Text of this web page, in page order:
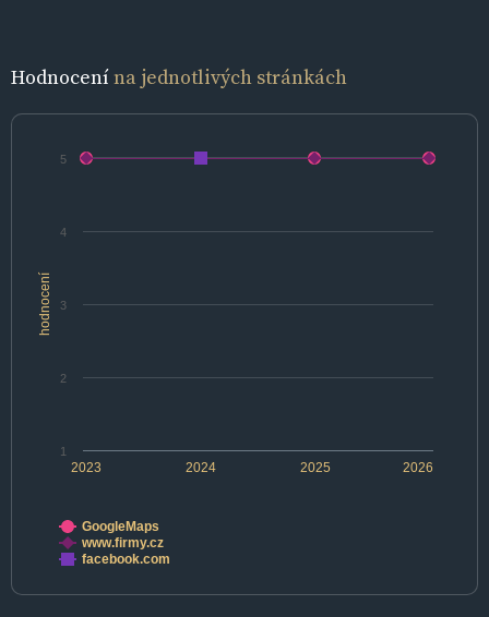
Hodnocenína jednotlivých stránkách
hodnocení
2024 2026
2023 2025
1
2
3
4
5
GoogleMaps
www.firmy.cz
facebook.com